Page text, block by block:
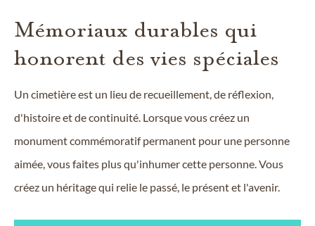
Mémoriaux durables qui
honorent des vies spéciales
Un cimetière est un lieu de recueillement, de réflexion,
d'histoire et de continuité. Lorsque vous créez un
monument commémoratif permanent pour une personne
aimée, vous faites plus qu'inhumer cette personne. Vous
créez un héritage qui relie le passé, le présent et l'avenir.